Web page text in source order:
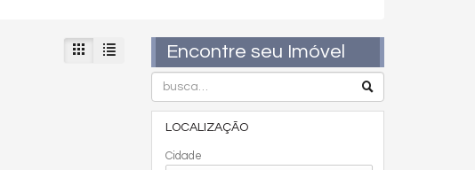
Encontre seu Imóvel
LOCALIZAÇÃO
Cidade